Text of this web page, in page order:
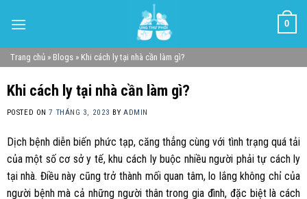
0
Trang chủ » Blogs » Khi cách ly tại nhà cần làm gì?
Khi cách ly tại nhà cần làm gì?
POSTED ON7 THÁNG 3, 2023 BYADMIN
Dịch bệnh diễn biến phức tạp, căng thẳng cùng với tình trạng quá tải
của một số cơ sở y tế, khu cách ly buộc nhiều người phải tự cách ly
tại nhà. Điều này cũng trở thành mối quan tâm, lo lắng không chỉ của
người bệnh mà cả những người thân trong gia đình, đặc biệt là cách